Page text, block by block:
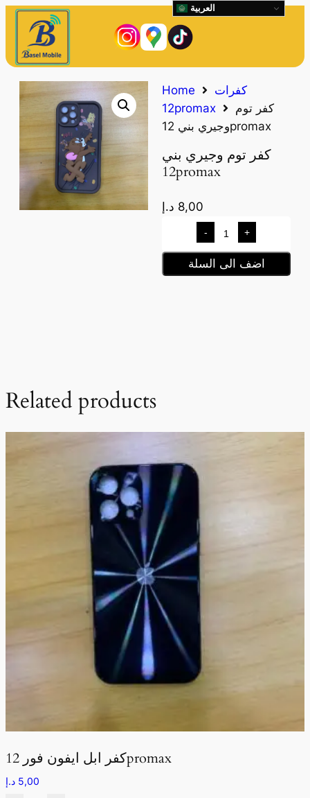
Home
كفرات
12promax
كفر توم
وجيري بني 12promax
كفر توم وجيري بني
12promax
8,00 د.إ
- +
اضف الى السلة
Related products
كفر ابل ايفون فور 12promax
5,00 د.إ
العربية